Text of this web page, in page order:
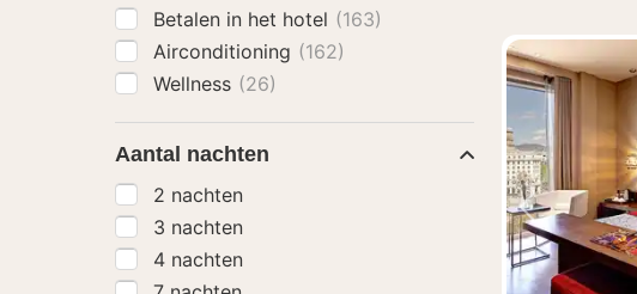
Vorige
Betalen in het hotel (163)
Airconditioning (162)
Wellness (26)
Aantal nachten
2 nachten
3 nachten
4 nachten